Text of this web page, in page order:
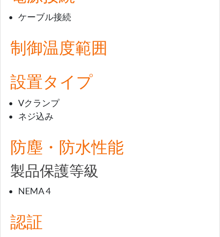
ケーブル接続
制御温度範囲
設置タイプ
Vクランプ
ネジ込み
防塵・防水性能
製品保護等級
NEMA 4
認証